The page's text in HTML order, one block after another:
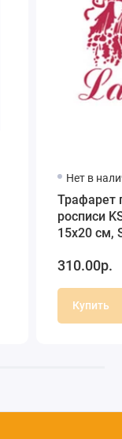
Нет в
Трафарет
росписи
15х20 см,
310.00р.
Купить